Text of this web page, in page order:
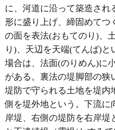
に、河道に沿って築造され
形に盛り上げ、締固めてつ
の面を表法(おもてのり)、
り)、天辺を天端(てんば)
場合は、法面(のりめん)に
がある。裏法の堤脚部の狭
堤防で守られる土地を堤内
側を堤外地という。下流に
岸堤、右側の堤防を右岸堤